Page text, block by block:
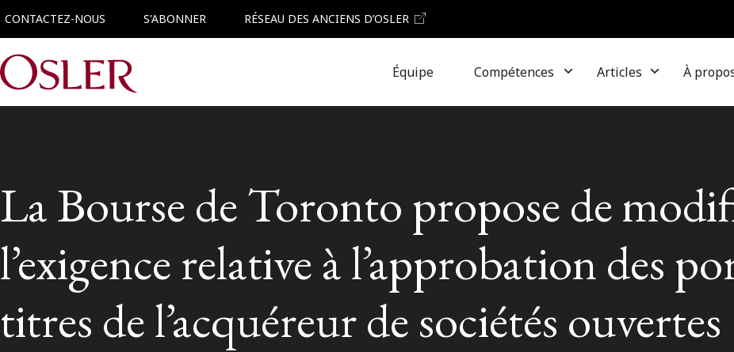
CONTACTEZ-NOUS S'ABONNER RÉSEAU DES ANCIENS D’OSLER
Main Navigation Équipe Compétences Articles À
La Bourse de Toronto propose de
l’exigence relative à l’approbation des
titres de l’acquéreur de sociétés ouvertes